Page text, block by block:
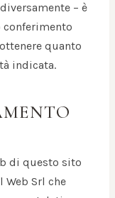
– è
quanto
indicata.
di questo sito
Web Srl che